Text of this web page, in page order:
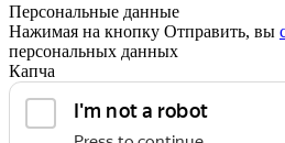
Персональные данные
Нажимая на кнопку Отправить, вы
персональных данных
Капча